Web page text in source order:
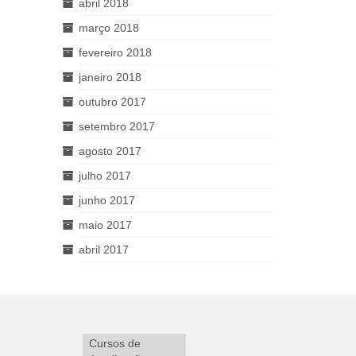
abril 2018
março 2018
fevereiro 2018
janeiro 2018
outubro 2017
setembro 2017
agosto 2017
julho 2017
junho 2017
maio 2017
abril 2017
Cursos de